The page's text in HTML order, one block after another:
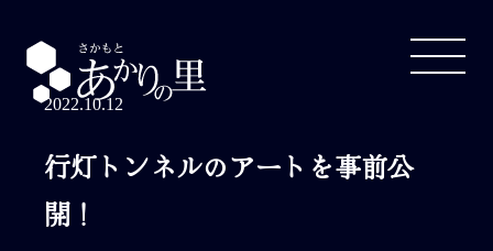
content
2022.10.12
行灯トンネルのアートを事前公
開！